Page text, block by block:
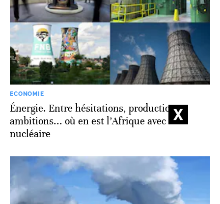
ECONOMIE
Énergie. Entre hésitations, production et
ambitions... où en est l’Afrique avec le
nucléaire